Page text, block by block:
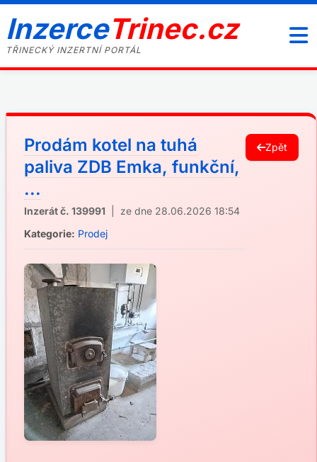
InzerceTrinec.cz
TŘINECKÝ INZERTNÍ PORTÁL
Prodám kotel na tuhá
paliva ZDB Emka, funkční,
...
Inzerát č. 139991 | ze dne 28.06.2026 18:54
Kategorie: Prodej
Zpět